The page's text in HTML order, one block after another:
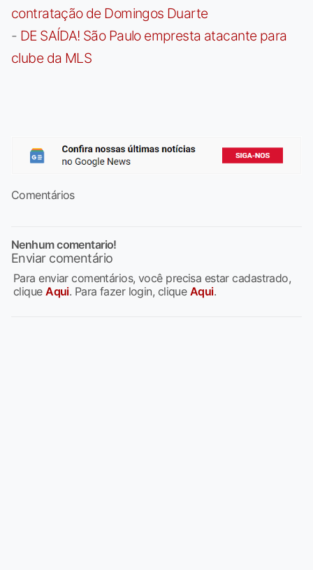
contratação de Domingos Duarte
- DE SAÍDA! São Paulo empresta atacante para
clube da MLS
Comentários
Nenhum comentario!
Enviar comentário
Para enviar comentários, você precisa estar cadastrado,
cliqueAqui. Para fazer login, clique Aqui.